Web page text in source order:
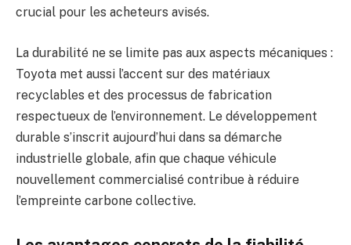
crucial pour les acheteurs avisés.
La durabilité ne se limite pas aux aspects mécaniques :
Toyota met aussi l’accent sur des matériaux
recyclables et des processus de fabrication
respectueux de l’environnement. Le développement
durable s’inscrit aujourd’hui dans sa démarche
industrielle globale, afin que chaque véhicule
nouvellement commercialisé contribue à réduire
l’empreinte carbone collective.